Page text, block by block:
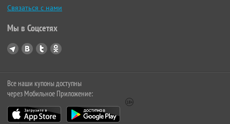
Связаться с нами
Мы в Соцсетях
Все наши купоны доступны
через Мобильное Приложение: